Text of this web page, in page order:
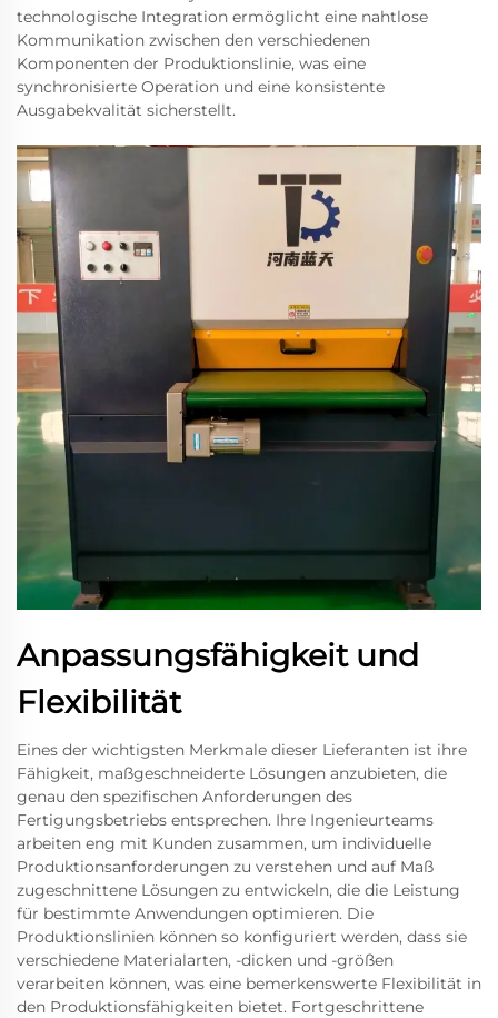
technologische Integration ermöglicht eine nahtlose
Kommunikation zwischen den verschiedenen
Komponenten der Produktionslinie, was eine
synchronisierte Operation und eine konsistente
Ausgabekvalität sicherstellt.
Anpassungsfähigkeit und
Flexibilität
Eines der wichtigsten Merkmale dieser Lieferanten ist ihre
Fähigkeit, maßgeschneiderte Lösungen anzubieten, die
genau den spezifischen Anforderungen des
Fertigungsbetriebs entsprechen. Ihre Ingenieurteams
arbeiten eng mit Kunden zusammen, um individuelle
Produktionsanforderungen zu verstehen und auf Maß
zugeschnittene Lösungen zu entwickeln, die die Leistung
für bestimmte Anwendungen optimieren. Die
Produktionslinien können so konfiguriert werden, dass sie
verschiedene Materialarten, -dicken und -größen
verarbeiten können, was eine bemerkenswerte Flexibilität in
den Produktionsfähigkeiten bietet. Fortgeschrittene